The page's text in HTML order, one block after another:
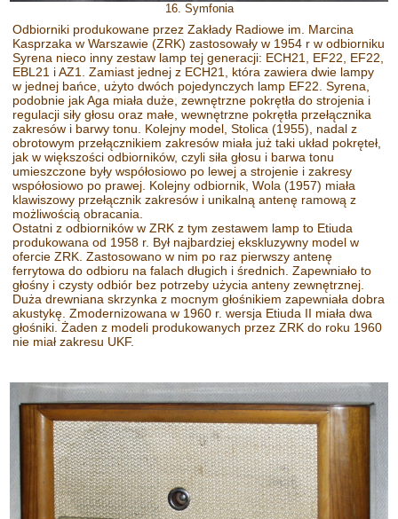
16. Symfonia
Odbiorniki produkowane przez Zakłady Radiowe im. Marcina
Kasprzaka w Warszawie (ZRK) zastosowały w 1954 r w odbiorniku
Syrena nieco inny zestaw lamp tej generacji: ECH21, EF22, EF22,
EBL21 i AZ1. Zamiast jednej z ECH21, która zawiera dwie lampy
w jednej bańce, użyto dwóch pojedynczych lamp EF22. Syrena,
podobnie jak Aga miała duże, zewnętrzne pokrętła do strojenia i
regulacji siły głosu oraz małe, wewnętrzne pokrętła przełącznika
zakresów i barwy tonu. Kolejny model, Stolica (1955), nadal z
obrotowym przełącznikiem zakresów miała już taki układ pokręteł,
jak w większości odbiorników, czyli siła głosu i barwa tonu
umieszczone były współosiowo po lewej a strojenie i zakresy
współosiowo po prawej. Kolejny odbiornik, Wola (1957) miała
klawiszowy przełącznik zakresów i unikalną antenę ramową z
możliwością obracania.
Ostatni z odbiorników w ZRK z tym zestawem lamp to Etiuda
produkowana od 1958 r. Był najbardziej ekskluzywny model w
ofercie ZRK. Zastosowano w nim po raz pierwszy antenę
ferrytowa do odbioru na falach długich i średnich. Zapewniało to
głośny i czysty odbiór bez potrzeby użycia anteny zewnętrznej.
Duża drewniana skrzynka z mocnym głośnikiem zapewniała dobra
akustykę. Zmodernizowana w 1960 r. wersja Etiuda II miała dwa
głośniki. Żaden z modeli produkowanych przez ZRK do roku 1960
nie miał zakresu UKF.